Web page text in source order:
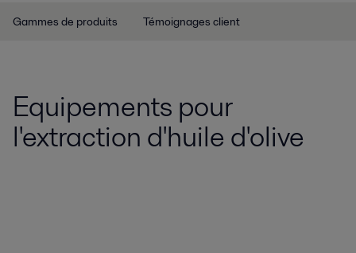
Gammes de produits Témoignages client
Equipements pour
l'extraction d'huile d'olive